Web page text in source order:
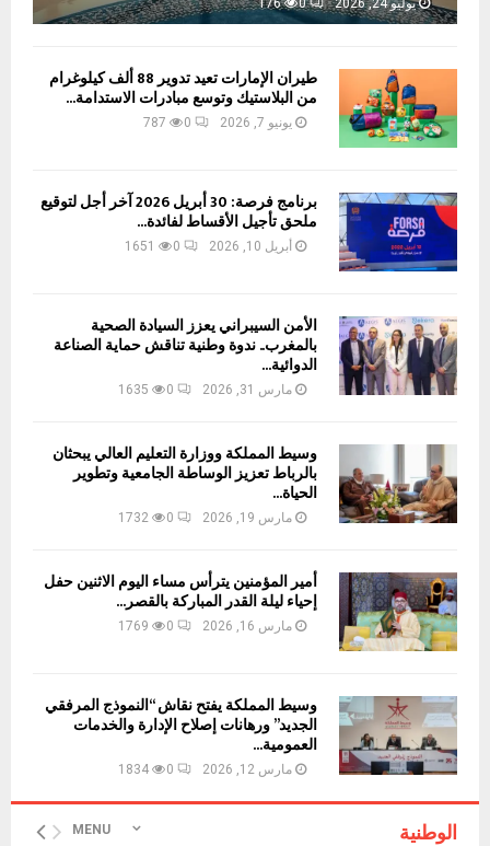
طيران الإمارات تعيد تدوير 88 ألف كيلوغرام
من البلاستيك وتوسع مبادرات الاستدامة...
يونيو 7, 2026 0
787
برنامج فرصة: 30 أبريل 2026 آخر أجل لتوقيع
ملحق تأجيل الأقساط لفائدة...
أبريل 10, 2026 0
1651
الأمن السيبراني يعزز السيادة الصحية
بالمغرب.. ندوة وطنية تناقش حماية الصناعة
الدوائية...
مارس 31, 2026 0
1635
وسيط المملكة ووزارة التعليم العالي يبحثان
بالرباط تعزيز الوساطة الجامعية وتطوير
الحياة...
مارس 19, 2026 0
1732
أمير المؤمنين يترأس مساء اليوم الاثنين حفل
إحياء ليلة القدر المباركة بالقصر...
مارس 16, 2026 0
1769
وسيط المملكة يفتح نقاش “النموذج المرفقي
الجديد” ورهانات إصلاح الإدارة والخدمات
العمومية...
مارس 12, 2026 0
1834
الوطنية MENU